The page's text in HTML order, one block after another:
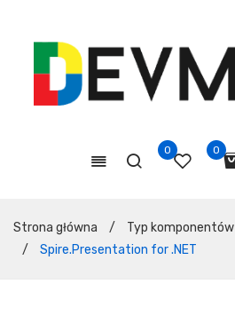
0 0
Koszyk jest pusty.
Strona główna / Typ komponentów
/
Spire.Presentation for .NET